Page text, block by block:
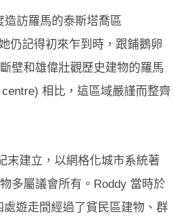
造訪羅馬的泰斯塔喬區
仍記得初來乍到時，跟鋪鵝卵
壁和雄偉壯觀歷史建物的羅馬
相比，這區域嚴謹而整齊
末建立，以網格化城市系統著
多屬議會所有。Roddy 當時於
遊走間經過了貧民區建物、群